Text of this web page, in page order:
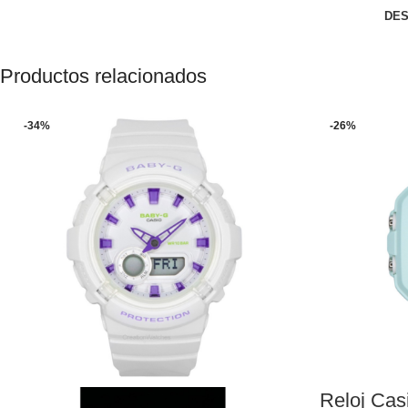
Productos relacionados
-34% -26%
Reloj